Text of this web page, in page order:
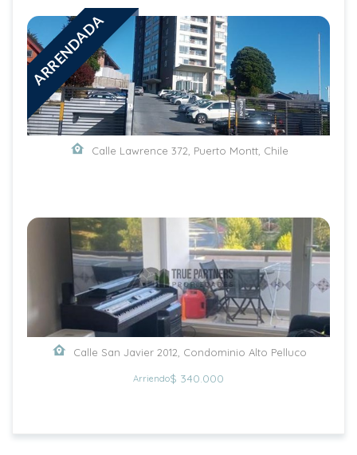
ARRENDADA
Calle Lawrence 372, Puerto Montt, Chile
Calle San Javier 2012, Condominio Alto Pelluco
Arriendo$ 340.000